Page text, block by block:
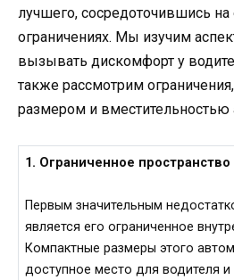
лучшего, сосредоточившись на
ограничениях. Мы изучим
вызывать дискомфорт у
также рассмотрим
размером и вместительностью
1. Ограниченное пространство
Первым значительным
является его ограниченное
Компактные размеры этого
доступное место для водителя